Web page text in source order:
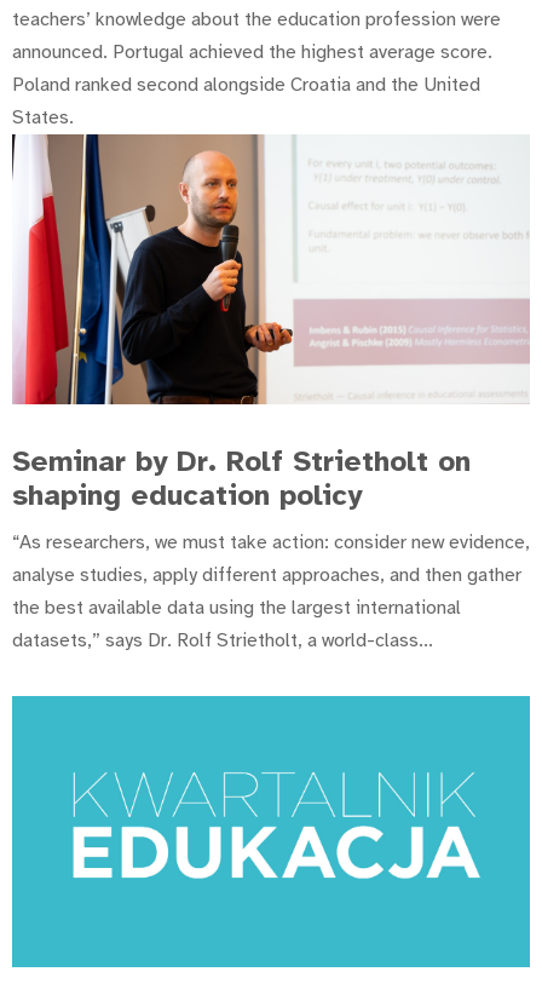
teachers’ knowledge about the education profession were
announced. Portugal achieved the highest average score.
Poland ranked second alongside Croatia and the United
States.
Seminar by Dr. Rolf Strietholt on
shaping education policy
“As researchers, we must take action: consider new evidence,
analyse studies, apply different approaches, and then gather
the best available data using the largest international
datasets,” says Dr. Rolf Strietholt, a world-class...